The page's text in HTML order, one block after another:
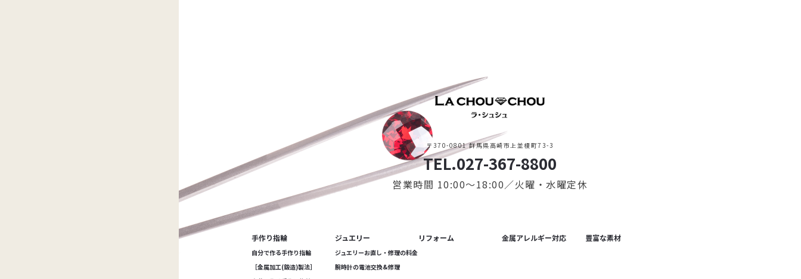
〒370-0801 群馬県高崎市上並榎町73-3
TEL.027-367-8800
営業時間 10:00〜18:00／火曜・水曜定休
手作り指輪
自分で作る手作り指輪
［金属加工(鍛造)製法］
ジュエリー
ジュエリーお直し・修理の料金
腕時計の電池交換&修理
リフォーム 金属アレルギー対応 豊富な素材